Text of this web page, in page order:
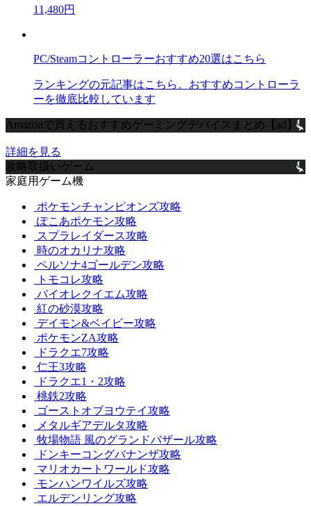
11,480円
PC/Steamコントローラーおすすめ20選はこちら
ランキングの元記事はこちら。おすすめコントローラ
ーを徹底比較しています
Amazonで買えるおすすめゲーミングデバイスまとめ【ad】
詳細を見る
攻略取扱いゲーム
家庭用ゲーム機
ポケモンチャンピオンズ攻略
ぽこあポケモン攻略
スプラレイダース攻略
時のオカリナ攻略
ペルソナ4ゴールデン攻略
トモコレ攻略
バイオレクイエム攻略
紅の砂漠攻略
デイモン&ベイビー攻略
ポケモンZA攻略
ドラクエ7攻略
仁王3攻略
ドラクエ1・2攻略
桃鉄2攻略
ゴーストオブヨウテイ攻略
メタルギアデルタ攻略
牧場物語 風のグランドバザール攻略
ドンキーコングバナンザ攻略
マリオカートワールド攻略
モンハンワイルズ攻略
エルデンリング攻略